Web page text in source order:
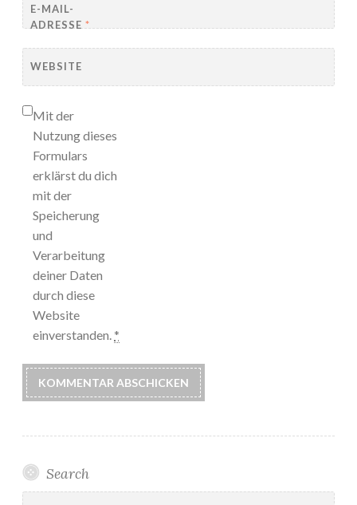
E-MAIL-
ADRESSE *
WEBSITE
Mit der
Nutzung dieses
Formulars
erklärst du dich
mit der
Speicherung
und
Verarbeitung
deiner Daten
durch diese
Website
einverstanden. *
Search